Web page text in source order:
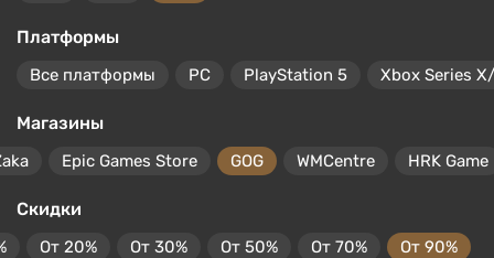
Платформы
Все платформы PC PlayStation 5 Xbox Series
Магазины
Epic Games Store GOG WMCentre HRK Game
Скидки
От 20% От 30% От 50% От 70% От 90%